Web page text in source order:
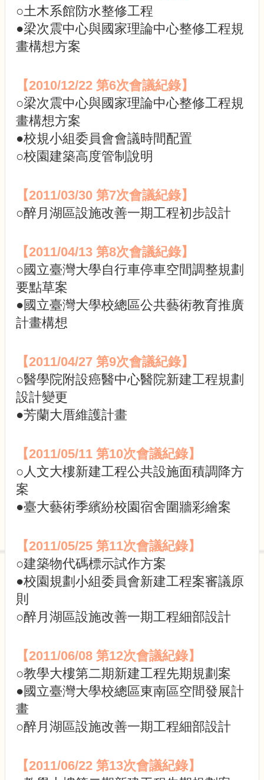
劃
小
委
議
記
錄
法
資
園
劃
報
告
書
多
性
公
共
藝
○土木系館防水整修工程
●梁次震中心與國家理論中心整修工程規
畫構想方案
【2010/12/22 第6次會議紀錄】
○梁次震中心與國家理論中心整修工程規
畫構想方案
●校規小組委員會會議時間配置
○校園建築高度管制說明
【2011/03/30 第7次會議紀錄】
○醉月湖區設施改善一期工程初步設計
【2011/04/13 第8次會議紀錄】
○國立臺灣大學自行車停車空間調整規劃
要點草案
●國立臺灣大學校總區公共藝術教育推廣
計畫構想
【2011/04/27 第9次會議紀錄】
○醫學院附設癌醫中心醫院新建工程規劃
設計變更
●芳蘭大厝維護計畫
【2011/05/11 第10次會議紀錄】
○人文大樓新建工程公共設施面積調降方
案
●臺大藝術季繽紛校園宿舍圍牆彩繪案
【2011/05/25 第11次會議紀錄】
○建築物代碼標示試作方案
●校園規劃小組委員會新建工程案審議原
則
○醉月湖區設施改善一期工程細部設計
【2011/06/08 第12次會議紀錄】
○教學大樓第二期新建工程先期規劃案
●國立臺灣大學校總區東南區空間發展計
畫
○醉月湖區設施改善一期工程細部設計
【2011/06/22 第13次會議紀錄】